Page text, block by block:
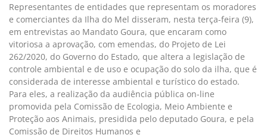
Representantes de entidades que representam os moradores
e comerciantes da Ilha do Mel disseram, nesta terça-feira (9),
em entrevistas ao Mandato Goura, que encaram como
vitoriosa a aprovação, com emendas, do Projeto de Lei
262/2020, do Governo do Estado, que altera a legislação de
controle ambiental e de uso e ocupação do solo da ilha, que é
considerada de interesse ambiental e turístico do estado.
Para eles, a realização da audiência pública on-line
promovida pela Comissão de Ecologia, Meio Ambiente e
Proteção aos Animais, presidida pelo deputado Goura, e pela
Comissão de Direitos Humanos e